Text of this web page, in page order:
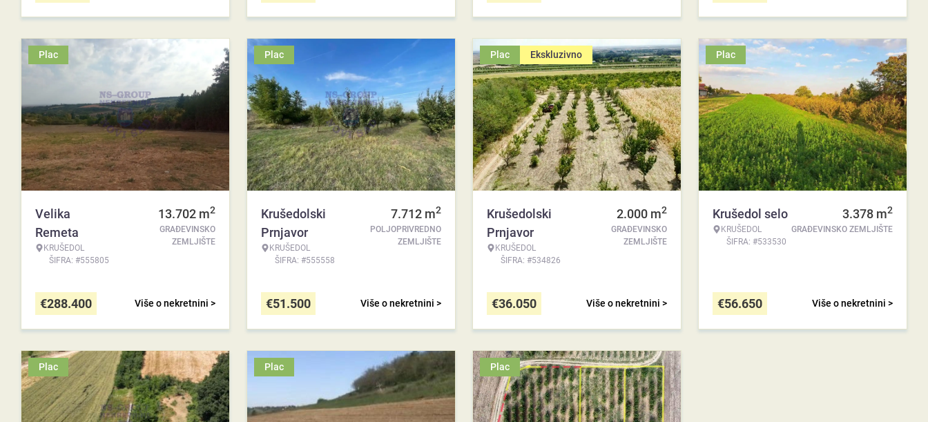
Plac
Velika
Remeta
KRUŠEDOL
ŠIFRA: #555805
13.702 m2
GRAĐEVINSKO
ZEMLJIŠTE
Više o nekretnini >
€288.400
Plac
Krušedolski
Prnjavor
KRUŠEDOL
ŠIFRA: #555558
7.712 m2
POLJOPRIVREDNO
ZEMLJIŠTE
Više o nekretnini >
€51.500
Plac Ekskluzivno
Krušedolski
Prnjavor
KRUŠEDOL
ŠIFRA: #534826
2.000 m2
GRAĐEVINSKO
ZEMLJIŠTE
Više o nekretnini >
€36.050
Plac
Krušedol selo
KRUŠEDOL
ŠIFRA: #533530
3.378 m2
GRAĐEVINSKO ZEMLJIŠTE
Više o nekretnini >
€56.650
Plac Plac Plac